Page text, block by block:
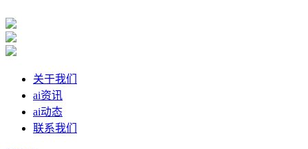
关于我们
ai资讯
ai动态
联系我们